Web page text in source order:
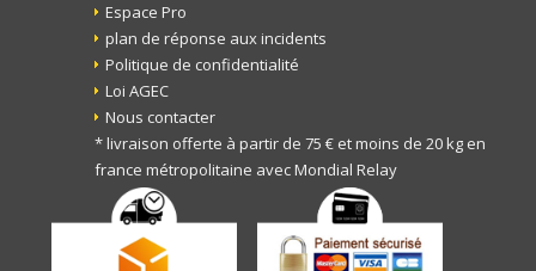
Espace Pro
plan de réponse aux incidents
Politique de confidentialité
Loi AGEC
Nous contacter
* livraison offerte à partir de 75 € et moins de 20 kg en
france métropolitaine avec Mondial Relay